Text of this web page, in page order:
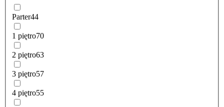
Parter44
1 piętro70
2 piętro63
3 piętro57
4 piętro55